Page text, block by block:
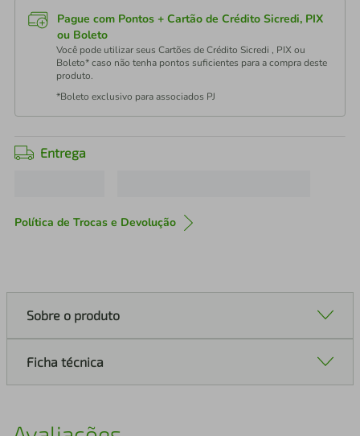
Pague com Pontos + Cartão de Crédito Sicredi, PIX
ou Boleto
Você pode utilizar seus Cartões de Crédito Sicredi , PIX ou
Boleto* caso não tenha pontos suficientes para a compra deste
produto.
*Boleto exclusivo para associados PJ
Entrega
Política de Trocas e Devolução
Sobre o produto
Ficha técnica